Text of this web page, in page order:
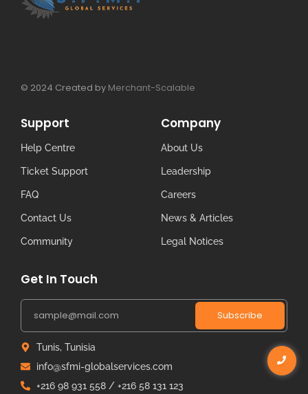
© 2024 Created by Merchant-Scalable
Support
Help Centre
Ticket Support
FAQ
Contact Us
Community
Company
About Us
Leadership
Careers
News & Articles
Legal Notices
Get In Touch
Subscribe
Tunis, Tunisia
info@sfmi-globalservices.com
+216 98 931 558 / +216 58 131 123